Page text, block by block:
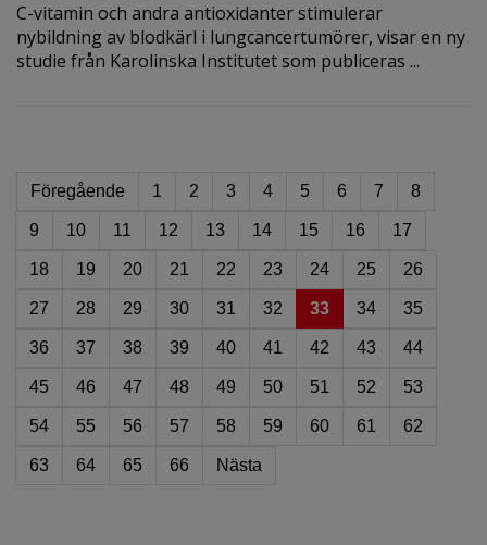
C-vitamin och andra antioxidanter stimulerar
nybildning av blodkärl i lungcancertumörer, visar en ny
studie från Karolinska Institutet som publiceras ...
Föregående 1 2 3 4 5 6 7 8
9 10 11 12 13 14 15 16 17
18 19 20 21 22 23 24 25 26
27 28 29 30 31 32 33 34 35
36 37 38 39 40 41 42 43 44
45 46 47 48 49 50 51 52 53
54 55 56 57 58 59 60 61 62
63 64 65 66 Nästa